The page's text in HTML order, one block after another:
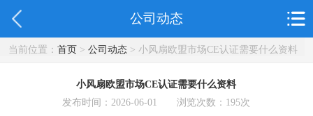
公司动态
当前位置： 首页> 公司动态> 小风扇欧盟市场CE认证需要什么资料
小风扇欧盟市场CE认证需要什么资料
发布时间：2026-06-01 浏览次数： 195次